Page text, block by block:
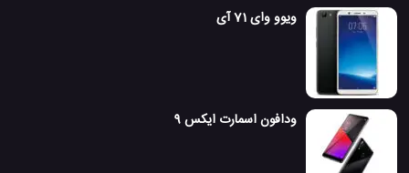
ویوو وای 71 آی
ودافون اسمارت ایکس 9